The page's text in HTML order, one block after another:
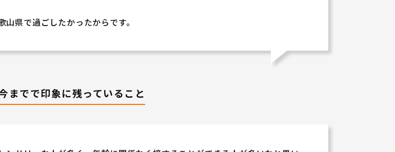
山県で過ごしたかったからです。
までで印象に残っていること